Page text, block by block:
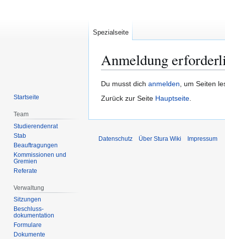
Anmeldung
Zur
Navigation
Zur
Suche
Du musst dich anmelden, um Seiten
Zurück zur Seite Hauptseite.
Spezialseite
Startseite
Team
Studierendenrat
Stab
Beauftragungen
Kommissionen und
Gremien
Referate
Verwaltung
Sitzungen
Beschluss-
dokumentation
Formulare
Dokumente
Datenschutz Über Stura Wiki Impressum